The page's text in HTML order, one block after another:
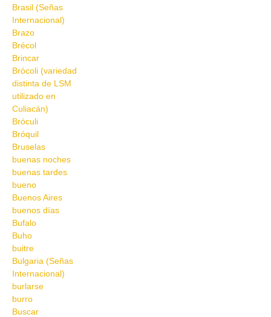
Brasil (Señas
Internacional)
Brazo
Brécol
Brincar
Brócoli (variedad
distinta de LSM
utilizado en
Culiacán)
Bróculi
Bróquil
Bruselas
buenas noches
buenas tardes
bueno
Buenos Aires
buenos días
Bufalo
Buho
buitre
Bulgaria (Señas
Internacional)
burlarse
burro
Buscar